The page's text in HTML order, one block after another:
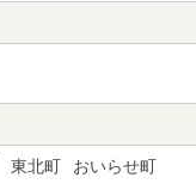
東北町
おいらせ町